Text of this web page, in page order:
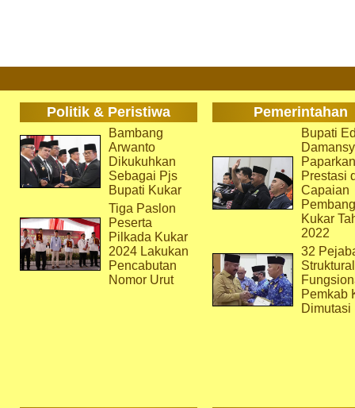
Politik & Peristiwa Pemerintahan
Bambang
Arwanto
Dikukuhkan
Sebagai Pjs
Bupati Kukar
Tiga Paslon
Peserta
Pilkada Kukar
2024 Lakukan
Pencabutan
Nomor Urut
Bupati
Paparkan
Prestasi
Capaian
Kukar
2022
32
Pemkab
Dimutasi